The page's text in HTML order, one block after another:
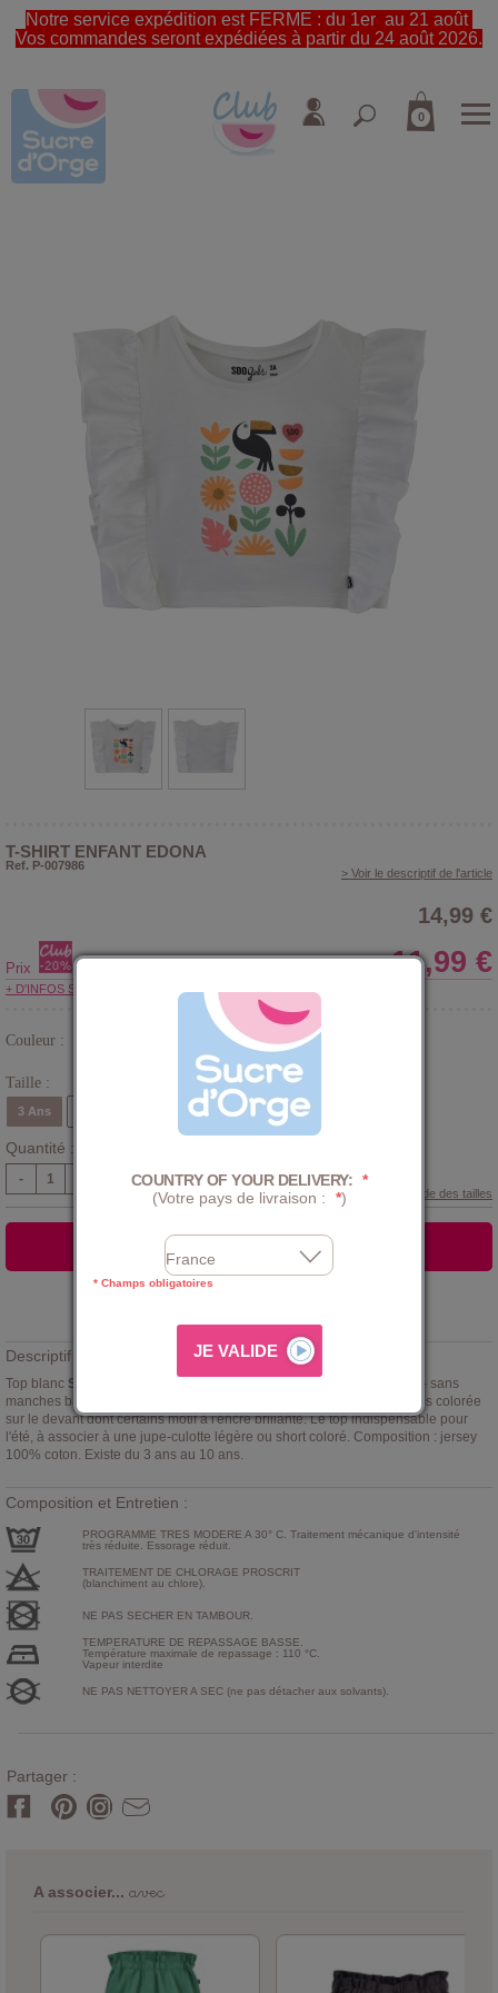
Notre service expédition est FERME : du 1er au 21 août
Vos commandes seront expédiées à partir du 24 août 2026.
0
T-SHIRT ENFANT EDONA
Ref. P-007986
> Voir le descriptif de l'article
14,99 €
Prix 11,99 €
+ D'INFOS SUR LE CLUB
Couleur :
Taille :
3 Ans 6 Ans 8 Ans
Quantité :
-
Guide des tailles
AJOUTER AU PANIER
Descriptif :
Top blanc Sucre d'Orge
modèle Edona, pour les petites demoiselles - sans
manches base droite et volants rapportés sur les côtés - illustration très colorée
sur le devant dont certains motif à l'encre brillante. Le top indispensable pour
l'été, à associer à une jupe-culotte légère ou short coloré. Composition : jersey
100% coton. Existe du 3 ans au 10 ans.
Composition et Entretien :
PROGRAMME TRES MODERE A 30° C. Traitement mécanique d'intensité
très réduite. Essorage réduit.
TRAITEMENT DE CHLORAGE PROSCRIT
(blanchiment au chlore).
NE PAS SECHER EN TAMBOUR.
TEMPERATURE DE REPASSAGE BASSE.
Température maximale de repassage : 110 °C.
Vapeur interdite
NE PAS NETTOYER A SEC (ne pas détacher aux solvants).
Partager :
A associer...
COUNTRY OF YOUR DELIVERY: *
(Votre pays de livraison :
*)
* Champs obligatoires